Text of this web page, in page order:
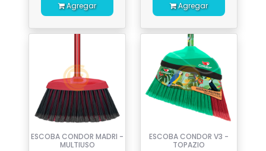
Agregar Agregar
ESCOBA CONDOR MADRI -
MULTIUSO
ESCOBA CONDOR V3 -
TOPAZIO